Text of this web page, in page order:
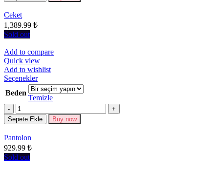
seçilebilir
Ceket
1,389.99 ₺
Sold out
Add to compare
Quick view
Add to wishlist
SeçeneklerBu
ürünün
birden
fazla
varyasyonu
var.
Beden
Temizle
Miktar
Sepete Ekle Buy now
Pantolon
929.99 ₺
Sold out